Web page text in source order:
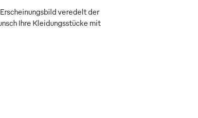
veredelt der
Ihre Kleidungsstücke mit